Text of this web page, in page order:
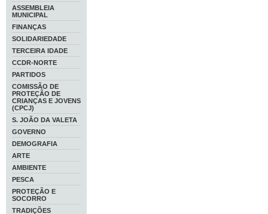
ASSEMBLEIA
MUNICIPAL
FINANÇAS
SOLIDARIEDADE
TERCEIRA IDADE
CCDR-NORTE
PARTIDOS
COMISSÃO DE
PROTEÇÃO DE
CRIANÇAS E JOVENS
(CPCJ)
S. JOÃO DA VALETA
GOVERNO
DEMOGRAFIA
ARTE
AMBIENTE
PESCA
PROTEÇÃO E
SOCORRO
TRADIÇÕES